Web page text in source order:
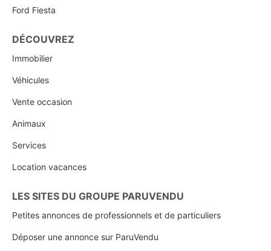
Ford Fiesta
DÉCOUVREZ
Immobilier
Véhicules
Vente occasion
Animaux
Services
Location vacances
LES SITES DU GROUPE PARUVENDU
Petites annonces de professionnels et de particuliers
Déposer une annonce sur ParuVendu